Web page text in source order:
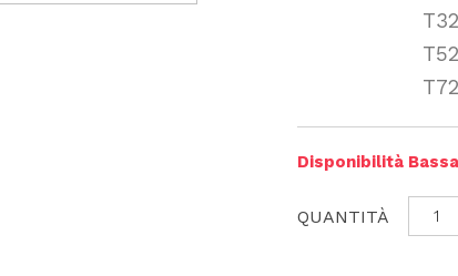
Disponibilità Bassa